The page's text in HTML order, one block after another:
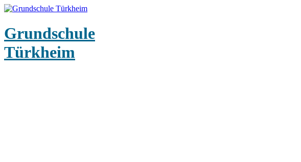
Grundschule
Türkheim